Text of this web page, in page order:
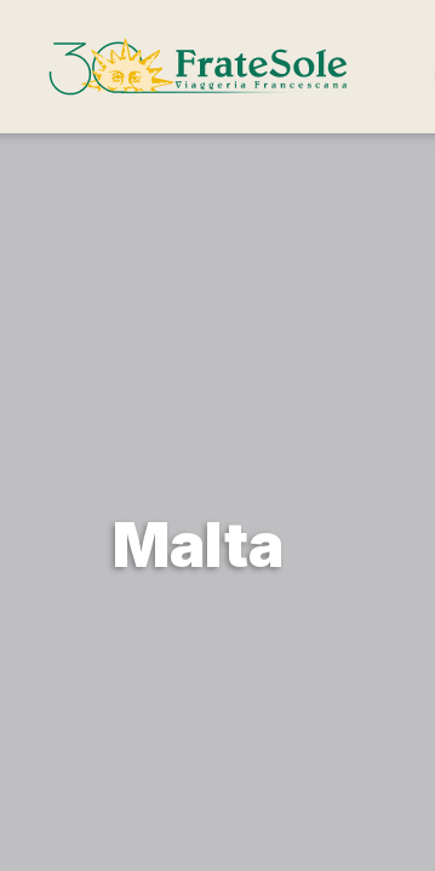
FrateSole Viaggeria Francescana
Malta